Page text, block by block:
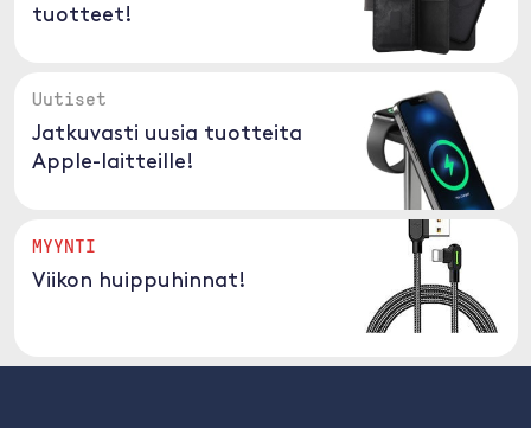
tuotteet!
Uutiset
Jatkuvasti uusia tuotteita
Apple-laitteille!
MYYNTI
Viikon huippuhinnat!